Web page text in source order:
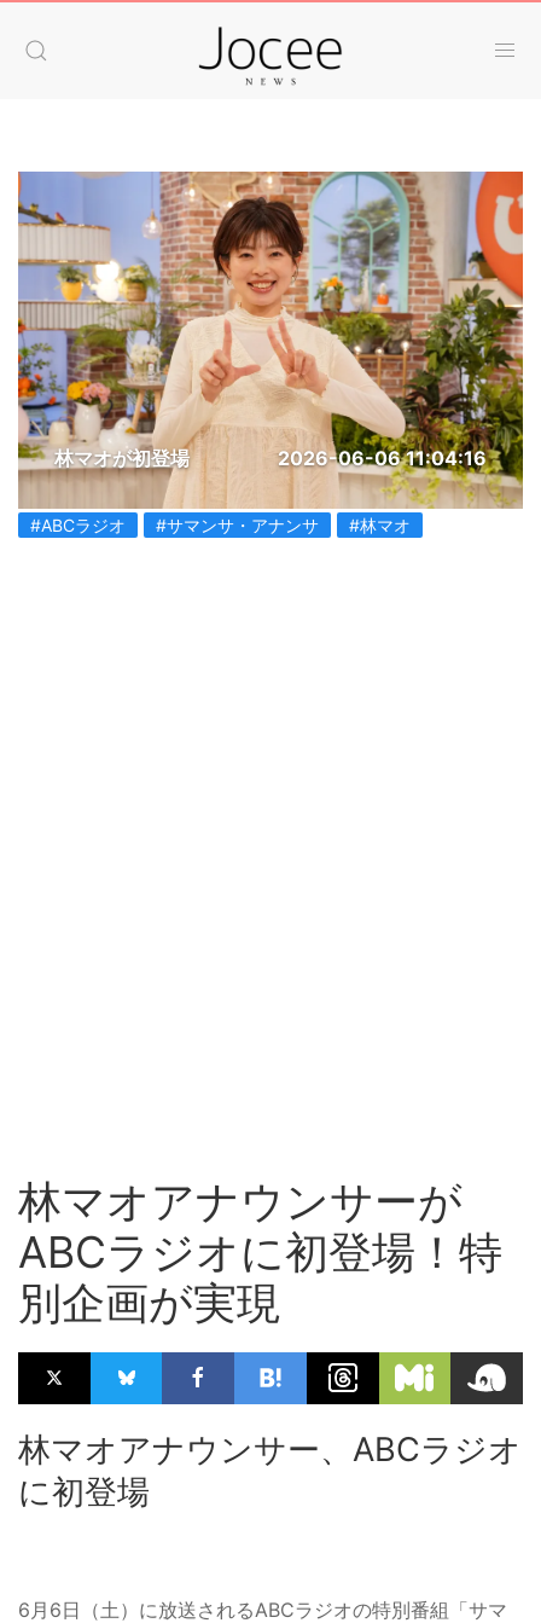
林マオが初登場 2026-06-06 11:04:16
#ABCラジオ #サマンサ・アナンサ #林マオ
林マオアナウンサーが
ABCラジオに初登場！特
別企画が実現
林マオアナウンサー、ABCラジオ
に初登場
6月6日（土）に放送されるABCラジオの特別番組「サマ